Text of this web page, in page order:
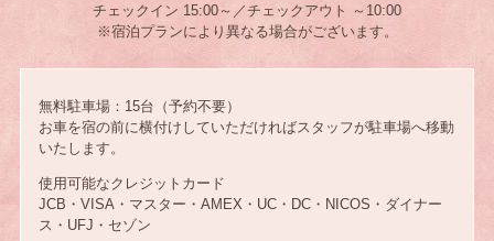
チェックイン 15:00～／チェックアウト ～10:00
※宿泊プランにより異なる場合がございます。
無料駐車場：15台（予約不要）
お車を宿の前に横付けしていただければスタッフが駐車場へ移動
いたします。
使用可能なクレジットカード
JCB・VISA・マスター・AMEX・UC・DC・NICOS・ダイナー
ス・UFJ・セゾン